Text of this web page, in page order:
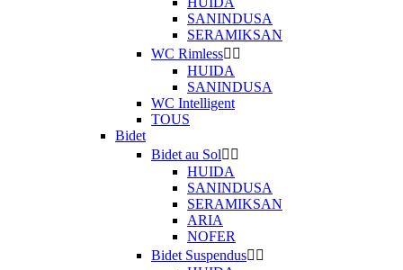
SANINDUSA
SERAMIKSAN
WC Rimless 
HUIDA
SANINDUSA
WC Intelligent
TOUS
Bidet
Bidet au Sol 
HUIDA
SANINDUSA
SERAMIKSAN
ARIA
NOFER
Bidet Suspendus 